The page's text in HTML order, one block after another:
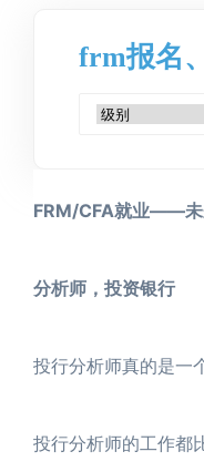
frm报名
FRM/CFA就业——未
分析师，投资银行
投行分析师真的是一
投行分析师的工作都